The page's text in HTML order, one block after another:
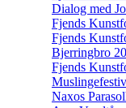
Dialog med
Fjends
Fjends
Bjerringbro
Fjends
Naxos